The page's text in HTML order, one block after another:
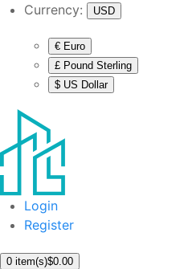
Currency: USD
€ Euro
£ Pound Sterling
$ US Dollar
Login
Register
0 item(s)$0.00